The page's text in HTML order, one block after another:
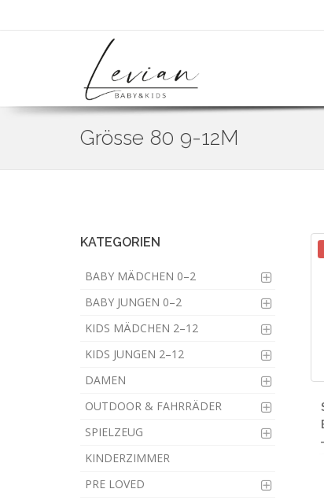
Grösse 80 9-12M
KATEGORIEN
BABY MÄDCHEN 0–2
BABY JUNGEN 0–2
KIDS MÄDCHEN 2–12
KIDS JUNGEN 2–12
DAMEN
OUTDOOR & FAHRRÄDER
SPIELZEUG
KINDERZIMMER
PRE LOVED